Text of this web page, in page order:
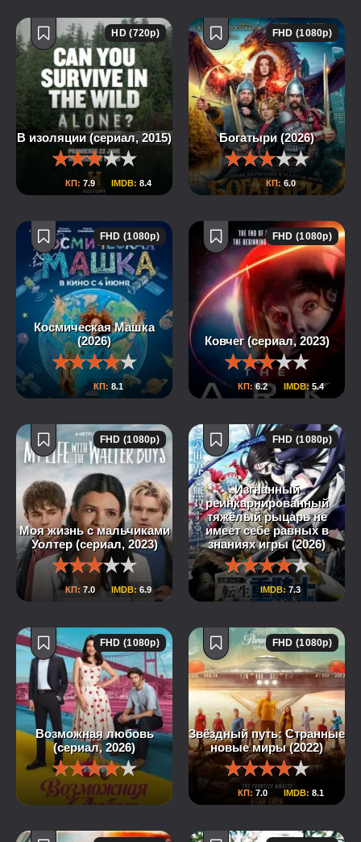
В изоляции (сериал, 2015)
КП: 7.9 IMDB: 8.4
HD (720p)
Богатыри (2026)
КП: 6.0
FHD (1080p)
Космическая Машка
(2026)
КП: 8.1
FHD (1080p)
Ковчег (сериал, 2023)
КП:6.2 IMDB: 5.4
FHD (1080p)
Моя жизнь с мальчиками
Уолтер (сериал, 2023)
КП: 7.0 IMDB: 6.9
FHD (1080p)
Изгнанный
реинкарнированный
тяжёлый рыцарь не
имеет себе равных в
знаниях игры (2026)
IMDB:7.3
FHD (1080p)
Возможная любовь
(сериал, 2026)
FHD (1080p)
Звёздный путь: Странные
новые миры (2022)
КП: 7.0 IMDB: 8.1
FHD (1080p)